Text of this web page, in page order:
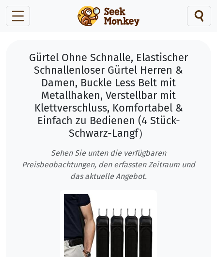
Gürtel Ohne Schnalle, Elastischer
Schnallenloser Gürtel Herren &
Damen, Buckle Less Belt mit
Metallhaken, Verstellbar mit
Klettverschluss, Komfortabel &
Einfach zu Bedienen (4 Stück-
Schwarz-Langf）
Sehen Sie unten die verfügbaren
Preisbeobachtungen, den erfassten Zeitraum und
das aktuelle Angebot.